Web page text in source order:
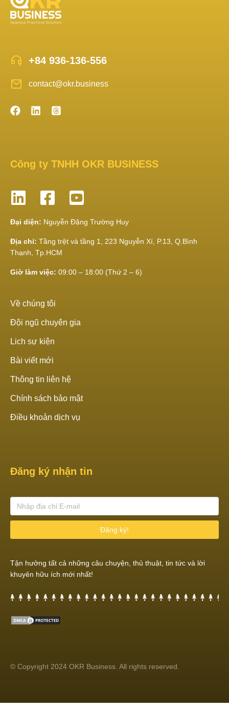
+84 936-136-556
contact@okr.business
Công ty TNHH OKR BUSINESS
Đại diện: Nguyễn Đặng Trường Huy
Địa chỉ: Tầng trệt và tầng 1, 223 Nguyễn Xí, P.13, Q.Bình
Thạnh, Tp.HCM
Giờ làm việc: 09:00 – 18:00 (Thứ 2 – 6)
Về chúng tôi
Đội ngũ chuyên gia
Lich sự kiện
Bài viết mới
Thông tin liên hệ
Chính sách bảo mật
Điều khoản dịch vụ
Đăng ký nhận tin
Đăng ký!
Tận hưởng tất cả những câu chuyện, thủ thuật, tin tức và lời
khuyên hữu ích mới nhất!
© Copyright 2024 OKR Business. All rights reserved.